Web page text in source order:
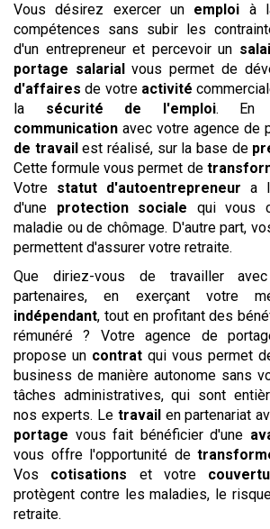
Vous désirez exercer un emploi à
compétences sans subir les
d'un entrepreneur et percevoir un
portage salarial vous permet de
d'affaires de votre activité
la sécurité de l'emploi. En
communication avec votre agence de
de travail est réalisé, sur la base de
Cette formule vous permet de
Votre statut d'autoentrepreneur a
d'une protection sociale qui vous
maladie ou de chômage. D'autre part,
permettent d'assurer votre retraite.
Que diriez-vous de travailler
partenaires, en exerçant votre
indépendant, tout en profitant des
rémunéré ? Votre agence de
propose un contrat qui vous permet
business de manière autonome sans
tâches administratives, qui sont
nos experts. Le travail en partenariat
portage vous fait bénéficier d'une
vous offre l'opportunité de
Vos cotisations et votre
protègent contre les maladies, le
retraite.